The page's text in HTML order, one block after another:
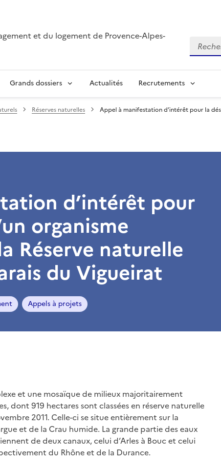
et du logement de Provence-Alpes-
Grands dossiers Actualités Recrutements
Réserves naturelles
Appel à manifestation d’intérêt pour la
d’intérêt pour
organisme
Réserve naturelle
du Vigueirat
Appels à projets
et une mosaïque de milieux majoritairement
dont 919 hectares sont classées en réserve naturelle
2011. Celle-ci se situe entièrement sur la
et de la Crau humide. La grande partie des eaux
de deux canaux, celui d’Arles à Bouc et celui
du Rhône et de la Durance.